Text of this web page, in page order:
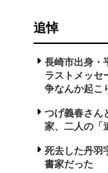
追悼
長崎市出身・
ラストメッ
争なんか起こ
つげ義春さ
家、二人の「
死去した丹羽
書家だった